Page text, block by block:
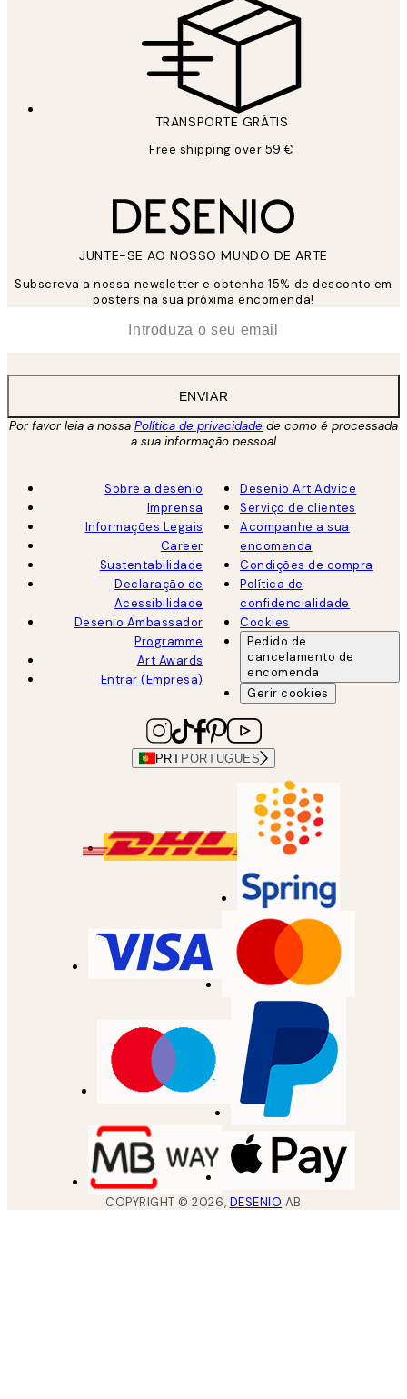
TRANSPORTE GRÁTIS
Free shipping over 59 €
JUNTE-SE AO NOSSO MUNDO DE ARTE
Subscreva a nossa newsletter e obtenha 15% de desconto em
posters na sua próxima encomenda!
ENVIAR
Por favor leia a nossa Política de privacidade de como é processada
a sua informação pessoal
Sobre a desenio
Imprensa
Informações Legais
Career
Sustentabilidade
Declaração de
Acessibilidade
Desenio Ambassador
Programme
Art Awards
Entrar (Empresa)
Desenio Art Advice
Serviço de clientes
Acompanhe a sua
encomenda
Condições de compra
Política de
confidencialidade
Cookies
Pedido de
cancelamento de
encomenda
Gerir cookies
PRT PORTUGUES
COPYRIGHT ©2026, DESENIO AB